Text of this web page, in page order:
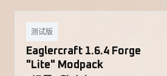
测试版
Eaglercraft 1.6.4 Forge
"Lite" Modpack